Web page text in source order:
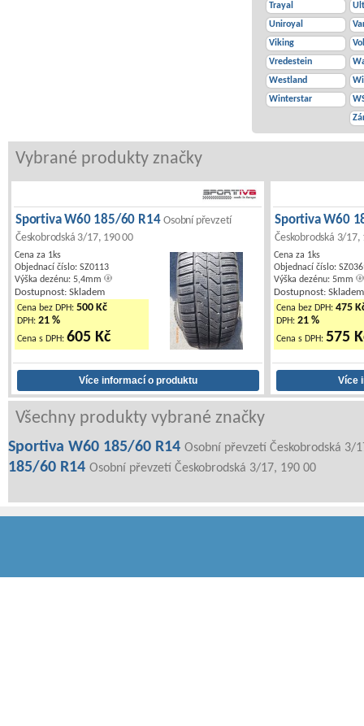
Trayal
Uniroyal
Viking
Vredestein
Westland
Winterstar
Vybrané produkty značky
Sportiva W60 185/60 R14Osobní převzetí
Českobrodská 3/17, 190 00
Cena za 1ks
Objednací číslo: SZ0113
Výška dezénu: 5,4mm
Dostupnost: Skladem
Cena bez DPH: 500 Kč
DPH: 21 %
Cena s DPH: 605 Kč
Sportiva W60
Českobrodská 3/17,
Cena za 1ks
Objednací číslo:
Výška dezénu: 5mm
Dostupnost: Skladem
Cena bez DPH:475
DPH:21 %
Cena s DPH:575
Všechny produkty vybrané značky
Sportiva W60 185/60 R14 Osobní převzetí Českobrodská 3/
185/60 R14 Osobní převzetí Českobrodská 3/17, 190 00